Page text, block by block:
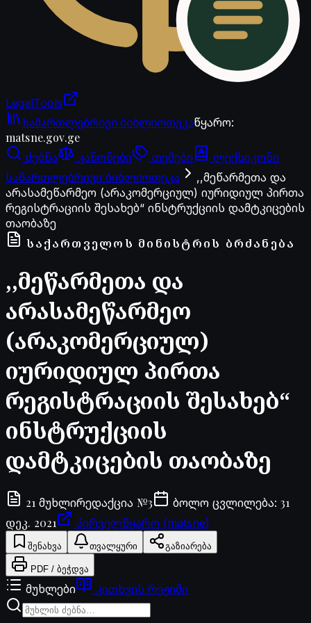
LegalTools
ანგარიში იტვირთება
სამართლებრივი ბიბლიოთეკაწყარო:
matsne.gov.ge
ძებნა კანონები თემები
ლექსიკონი
სამართლებრივი ბიბლიოთეკა
,,მეწარმეთა და
არასამეწარმეო (არაკომერციულ) იურიდიულ პირთა
რეგისტრაციის შესახებ“ ინსტრუქციის დამტკიცების
თაობაზე
ᲡᲐᲥᲐᲠᲗᲕᲔᲚᲝᲡ ᲛᲘᲜᲘᲡᲢᲠᲘᲡ ᲑᲠᲫᲐᲜᲔᲑᲐ
,,მეწარმეთა და
არასამეწარმეო
(არაკომერციულ)
იურიდიულ პირთა
რეგისტრაციის შესახებ“
ინსტრუქციის
დამტკიცების თაობაზე
21 მუხლირედაქცია №3 ბოლო ცვლილება: 31
დეკ. 2021
პირველწყარო (matsne)
შენახვა თვალყური გაზიარება
PDF / ბეჭდვა
მუხლები კითხვის რეჟიმი